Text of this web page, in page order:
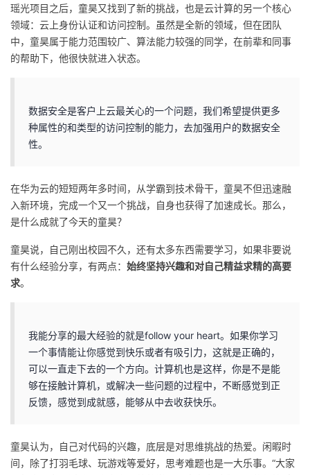
瑶光项目之后，童昊又找到了新的挑战，也是云计算的另一个核心
领域：云上身份认证和访问控制。虽然是全新的领域，但在团队
中，童昊属于能力范围较广、算法能力较强的同学，在前辈和同事
的帮助下，他很快就进入状态。
数据安全是客户上云最关心的一个问题，我们希望提供更多
种属性的和类型的访问控制的能力，去加强用户的数据安全
性。
在华为云的短短两年多时间，从学霸到技术骨干，童昊不但迅速融
入新环境，完成一个又一个挑战，自身也获得了加速成长。那么，
是什么成就了今天的童昊？
童昊说，自己刚出校园不久，还有太多东西需要学习，如果非要说
有什么经验分享，有两点： 始终坚持兴趣和对自己精益求精的高要
求。
我能分享的最大经验的就是follow your heart。如果你学习
一个事情能让你感觉到快乐或者有吸引力，这就是正确的，
可以一直走下去的一个方向。计算机也是这样，你是不是能
够在接触计算机，或解决一些问题的过程中，不断感觉到正
反馈，感觉到成就感，能够从中去收获快乐。
童昊认为，自己对代码的兴趣，底层是对思维挑战的热爱。闲暇时
间，除了打羽毛球、玩游戏等爱好，思考难题也是一大乐事。“大家